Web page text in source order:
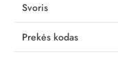
Svoris
Prekės kodas